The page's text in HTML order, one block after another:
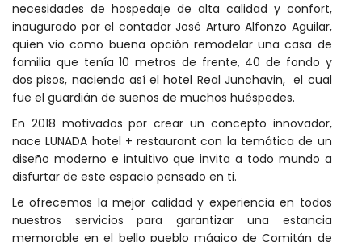
necesidades de hospedaje de alta calidad y confort,
inaugurado por el contador José Arturo Alfonzo Aguilar,
quien vio como buena opción remodelar una casa de
familia que tenía 10 metros de frente, 40 de fondo y
dos pisos, naciendo así el hotel Real Junchavin, el cual
fue el guardián de sueños de muchos huéspedes.
En 2018 motivados por crear un concepto innovador,
nace LUNADA hotel + restaurant con la temática de un
diseño moderno e intuitivo que invita a todo mundo a
disfurtar de este espacio pensado en ti.
Le ofrecemos la mejor calidad y experiencia en todos
nuestros servicios para garantizar una estancia
memorable en el bello pueblo mágico de Comitán de